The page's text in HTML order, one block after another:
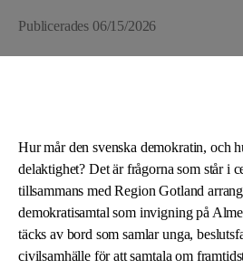
Publicerades 06/15/2026
Hur mår den svenska demokratin, och
delaktighet? Det är frågorna som står i
tillsammans med Region Gotland
demokratisamtal som invigning på
täcks av bord som samlar unga,
civilsamhälle för att samtala om